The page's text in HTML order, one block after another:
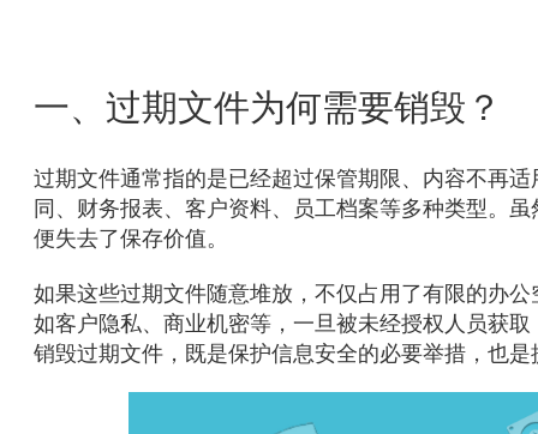
一、过期文件为何需要销毁？
过期文件通常指的是已经超过保管期限、内容不再
同、财务报表、客户资料、员工档案等多种类型。
便失去了保存价值。
如果这些过期文件随意堆放，不仅占用了有限的办
如客户隐私、商业机密等，一旦被未经授权人员获
销毁过期文件，既是保护信息安全的必要举措，也